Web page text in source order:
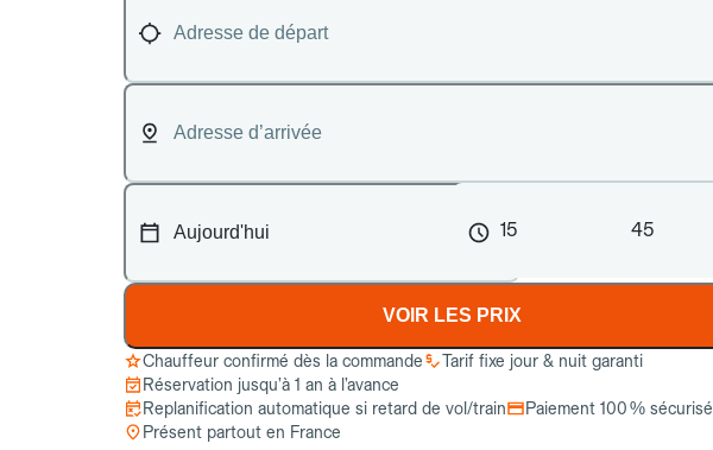
15 45
VOIR LES PRIX
Chauffeur confirmé dès la commande
Tarif fixe jour & nuit garanti
Réservation jusqu’à 1 an à l’avance
Replanification automatique si retard de vol/train
Paiement 100 % sécurisé
Présent partout en France